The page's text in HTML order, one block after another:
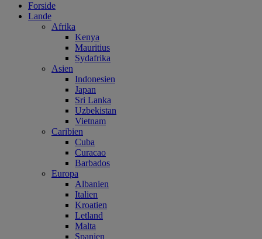
Forside
Lande
Afrika
Kenya
Mauritius
Sydafrika
Asien
Indonesien
Japan
Sri Lanka
Uzbekistan
Vietnam
Caribien
Cuba
Curacao
Barbados
Europa
Albanien
Italien
Kroatien
Letland
Malta
Spanien